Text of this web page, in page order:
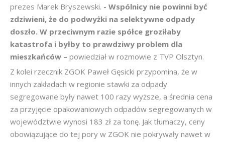
prezes Marek Bryszewski. - Wspólnicy nie powinni być
zdziwieni, że do podwyżki na selektywne odpady
doszło. W przeciwnym razie spółce groziłaby
katastrofa i byłby to prawdziwy problem dla
mieszkańców – powiedział w rozmowie z TVP Olsztyn.
Z kolei rzecznik ZGOK Paweł Gęsicki przypomina, że w
innych zakładach w regionie stawki za odpady
segregowane były nawet 100 razy wyższe, a średnia cena
za przyjęcie opakowaniowych odpadów segregowanych w
województwie wynosi 183 zł za tonę. Jak tłumaczy, ceny
obowiązujące do tej pory w ZGOK nie pokrywały nawet w